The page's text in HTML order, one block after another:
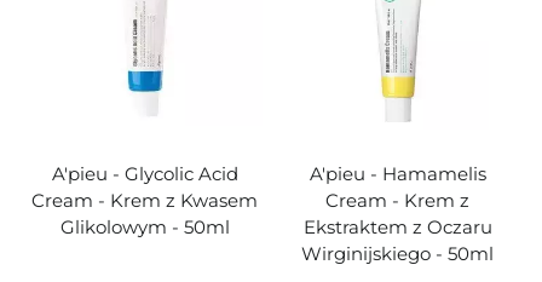
A'pieu - Glycolic Acid
Cream - Krem z Kwasem
Glikolowym - 50ml
A'pieu - Hamamelis
Cream - Krem z
Ekstraktem z Oczaru
Wirginijskiego - 50ml